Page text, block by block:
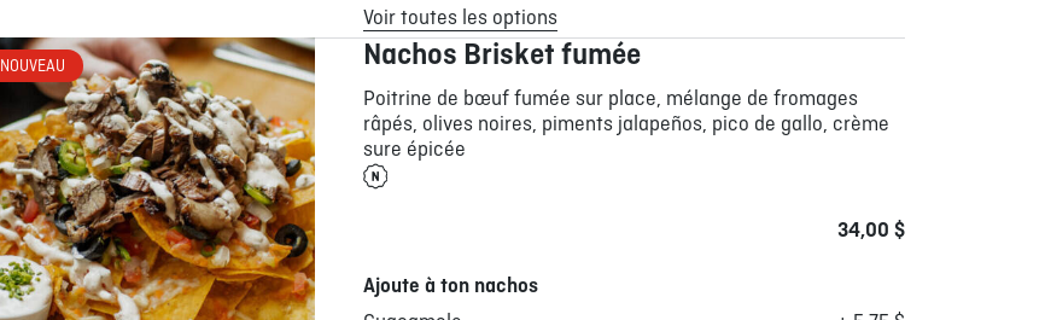
Voir toutes les options
NOUVEAU Nachos Brisket fumée
Poitrine de bœuf fumée sur place, mélange de fromages
râpés, olives noires, piments jalapeños, pico de gallo, crème
sure épicée
34,00 $
Ajoute à ton nachos